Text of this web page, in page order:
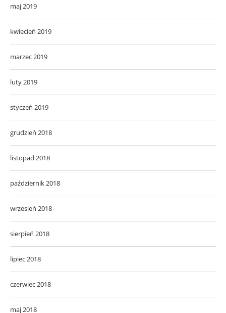
maj 2019
kwiecień 2019
marzec 2019
luty 2019
styczeń 2019
grudzień 2018
listopad 2018
październik 2018
wrzesień 2018
sierpień 2018
lipiec 2018
czerwiec 2018
maj 2018